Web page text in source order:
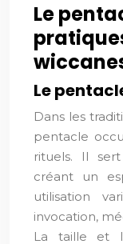
Le
Le
Dans les
pentacle
rituels. Il
créant un
utilisation
invocation,
La taille et